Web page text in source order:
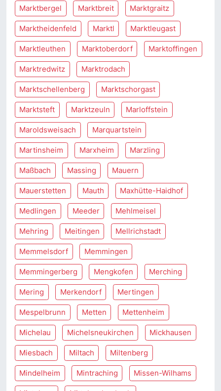
Marktbergel Marktbreit Marktgraitz
Marktheidenfeld Marktl Marktleugast
Marktleuthen Marktoberdorf Marktoffingen
Marktredwitz Marktrodach
Marktschellenberg Marktschorgast
Marktsteft Marktzeuln Marloffstein
Maroldsweisach Marquartstein
Martinsheim Marxheim Marzling
Maßbach Massing Mauern
Mauerstetten Mauth Maxhütte-Haidhof
Medlingen Meeder Mehlmeisel
Mehring Meitingen Mellrichstadt
Memmelsdorf Memmingen
Memmingerberg Mengkofen Merching
Mering Merkendorf Mertingen
Mespelbrunn Metten Mettenheim
Michelau Michelsneukirchen Mickhausen
Miesbach Miltach Miltenberg
Mindelheim Mintraching Missen-Wilhams